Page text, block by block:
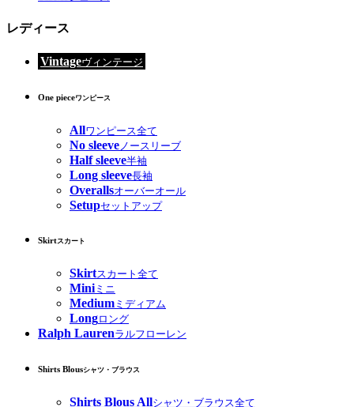
レディース
Vintageヴィンテージ
One pieceワンピース
Allワンピース全て
No sleeve ノースリーブ
Half sleeve半袖
Long sleeve長袖
Overallsオーバーオール
Setupセットアップ
Skirtスカート
Skirtスカート全て
Miniミニ
Medium ミディアム
Longロング
Ralph Laurenラルフローレン
Shirts Blousシャツ・ブラウス
Shirts Blous Allシャツ・ブラウス全て